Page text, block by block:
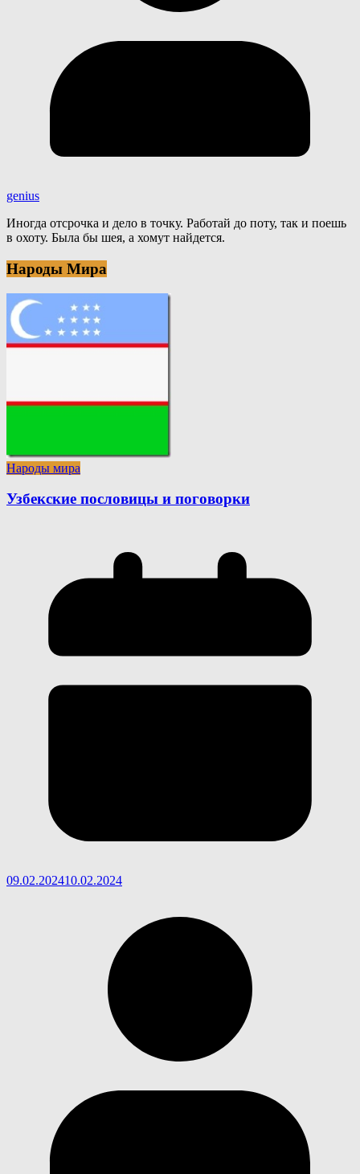
genius
Иногда отсрочка и дело в точку. Работай до поту, так и поешь
в охоту. Была бы шея, а хомут найдется.
Народы Мира
Народы мира
Узбекские пословицы и поговорки
09.02.202410.02.2024